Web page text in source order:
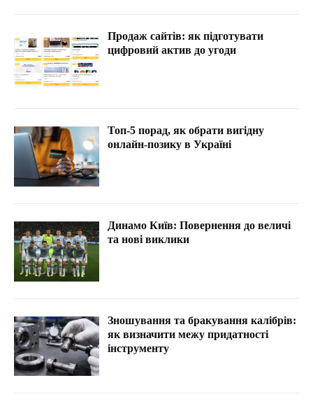
Продаж сайтів: як підготувати
цифровий актив до угоди
Топ-5 порад, як обрати вигідну
онлайн-позику в Україні
Динамо Київ: Повернення до величі
та нові виклики
Зношування та бракування калібрів:
як визначити межу придатності
інструменту